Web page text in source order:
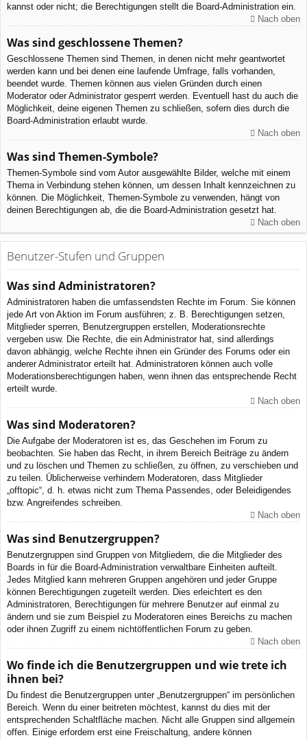
kannst oder nicht; die Berechtigungen stellt die Board-Administration ein.
Nach oben
Was sind geschlossene Themen?
Geschlossene Themen sind Themen, in denen nicht mehr geantwortet
werden kann und bei denen eine laufende Umfrage, falls vorhanden,
beendet wurde. Themen können aus vielen Gründen durch einen
Moderator oder Administrator gesperrt werden. Eventuell hast du auch die
Möglichkeit, deine eigenen Themen zu schließen, sofern dies durch die
Board-Administration erlaubt wurde.
Nach oben
Was sind Themen-Symbole?
Themen-Symbole sind vom Autor ausgewählte Bilder, welche mit einem
Thema in Verbindung stehen können, um dessen Inhalt kennzeichnen zu
können. Die Möglichkeit, Themen-Symbole zu verwenden, hängt von
deinen Berechtigungen ab, die die Board-Administration gesetzt hat.
Nach oben
Benutzer-Stufen und Gruppen
Was sind Administratoren?
Administratoren haben die umfassendsten Rechte im Forum. Sie können
jede Art von Aktion im Forum ausführen; z. B. Berechtigungen setzen,
Mitglieder sperren, Benutzergruppen erstellen, Moderationsrechte
vergeben usw. Die Rechte, die ein Administrator hat, sind allerdings
davon abhängig, welche Rechte ihnen ein Gründer des Forums oder ein
anderer Administrator erteilt hat. Administratoren können auch volle
Moderationsberechtigungen haben, wenn ihnen das entsprechende Recht
erteilt wurde.
Nach oben
Was sind Moderatoren?
Die Aufgabe der Moderatoren ist es, das Geschehen im Forum zu
beobachten. Sie haben das Recht, in ihrem Bereich Beiträge zu ändern
und zu löschen und Themen zu schließen, zu öffnen, zu verschieben und
zu teilen. Üblicherweise verhindern Moderatoren, dass Mitglieder
„offtopic“, d. h. etwas nicht zum Thema Passendes, oder Beleidigendes
bzw. Angreifendes schreiben.
Nach oben
Was sind Benutzergruppen?
Benutzergruppen sind Gruppen von Mitgliedern, die die Mitglieder des
Boards in für die Board-Administration verwaltbare Einheiten aufteilt.
Jedes Mitglied kann mehreren Gruppen angehören und jeder Gruppe
können Berechtigungen zugeteilt werden. Dies erleichtert es den
Administratoren, Berechtigungen für mehrere Benutzer auf einmal zu
ändern und sie zum Beispiel zu Moderatoren eines Bereichs zu machen
oder ihnen Zugriff zu einem nichtöffentlichen Forum zu geben.
Nach oben
Wo finde ich die Benutzergruppen und wie trete ich
ihnen bei?
Du findest die Benutzergruppen unter „Benutzergruppen“ im persönlichen
Bereich. Wenn du einer beitreten möchtest, kannst du dies mit der
entsprechenden Schaltfläche machen. Nicht alle Gruppen sind allgemein
offen. Einige erfordern erst eine Freischaltung, andere können